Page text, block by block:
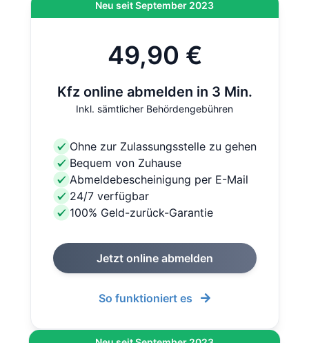
Neu seit September 2023
49,90 €
Kfz online abmelden in 3 Min.
Inkl. sämtlicher Behördengebühren
Ohne zur Zulassungsstelle zu gehen
Bequem von Zuhause
Abmeldebescheinigung per E-Mail
24/7 verfügbar
100% Geld-zurück-Garantie
Jetzt online abmelden
So funktioniert es